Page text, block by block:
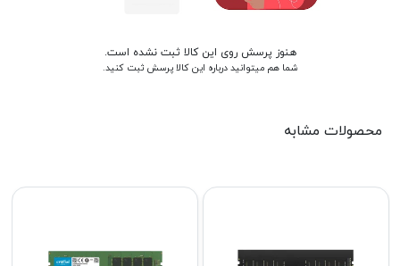
هنوز پرسش روی این کالا ثبت نشده است.
شما هم میتوانید درباره این کالا پرسش ثبت کنید.
محصولات مشابه